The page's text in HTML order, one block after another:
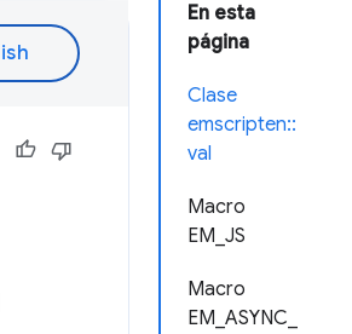
En esta
página
Clase
emscripten::
val
Macro
EM_JS
Macro
EM_ASYNC_